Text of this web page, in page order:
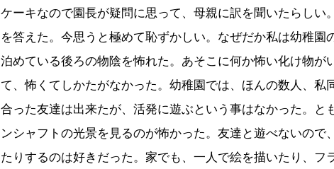
ケーキなので園長が疑問に思って、母親に訳を聞いたらしい
を答えた。今思うと極めて恥ずかしい。なぜだか私は幼稚園
泊めている後ろの物陰を怖れた。あそこに何か怖い化け物が
て、怖くてしかたがなかった。幼稚園では、ほんの数人、私
合った友達は出来たが、活発に遊ぶという事はなかった。と
ンシャフトの光景を見るのが怖かった。友達と遊べないので
たりするのは好きだった。家でも、一人で絵を描いたり、フ